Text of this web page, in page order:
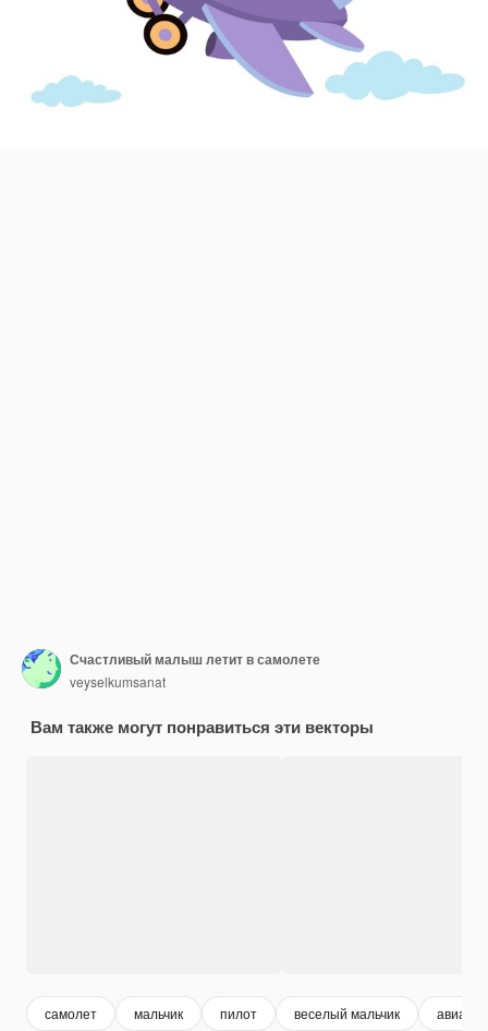
Счастливый малыш летит в самолете
veyselkumsanat
Вам также могут понравиться эти векторы
самолет мальчик пилот веселый мальчик авиация